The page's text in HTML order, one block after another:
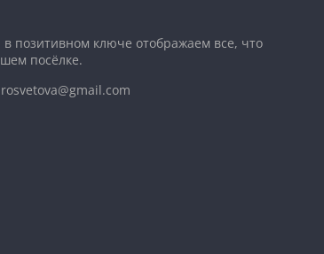
позитивном ключе отображаем все, что
посёлке.